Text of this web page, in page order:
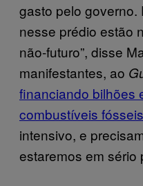
gasto pelo
nesse prédio estão
não-futuro”, disse
manifestantes, ao
financiando bilhões
combustíveis fósseis
intensivo, e
estaremos em sério